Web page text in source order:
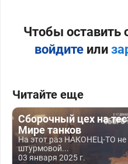
Чтобы оставить
войдитеили
Читайте еще
Сборочный цех на
Мире танков
На этот раз НАКОНЕЦ-ТО не
штурмовой...
03 января 2025 г.